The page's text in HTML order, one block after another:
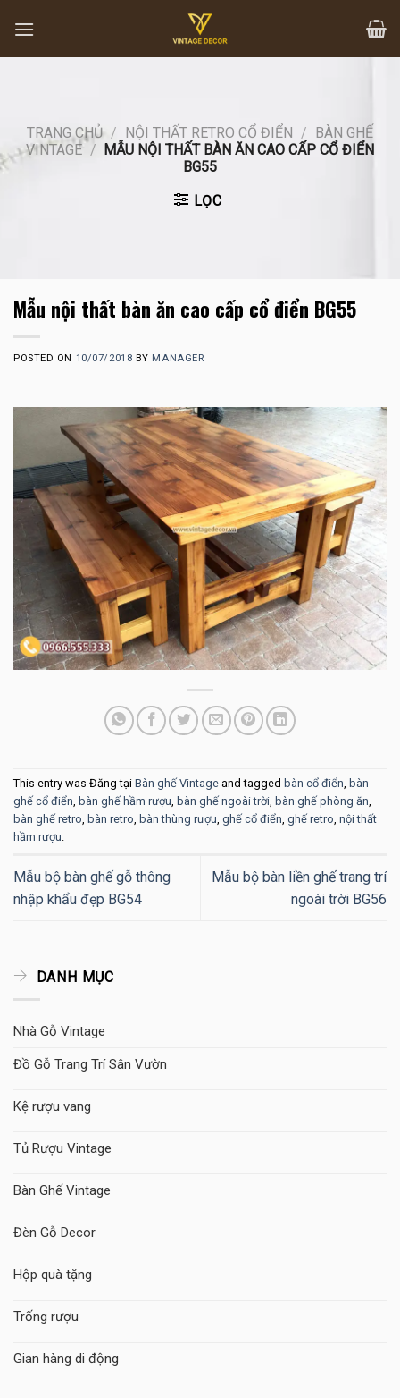
content
TRANG CHỦ / NỘI THẤT RETRO CỔ ĐIỂN / BÀN GHẾ
VINTAGE /
MẪU NỘI THẤT BÀN ĂN CAO CẤP CỔ ĐIỂN
BG55
LỌC
Mẫu nội thất bàn ăn cao cấp cổ điển BG55
POSTED ON 10/07/2018 BY MANAGER
This entry was Đăng tại Bàn ghế Vintage and tagged bàn cổ điển, bàn
ghế cổ điển, bàn ghế hầm rượu, bàn ghế ngoài trời, bàn ghế phòng ăn,
bàn ghế retro, bàn retro, bàn thùng rượu, ghế cổ điển, ghế retro, nội thất
hầm rượu.
Mẫu bộ bàn ghế gỗ thông
nhập khẩu đẹp BG54
Mẫu bộ bàn liền ghế trang trí
ngoài trời BG56
DANH MỤC
Nhà Gỗ Vintage
Đồ Gỗ Trang Trí Sân Vườn
Kệ rượu vang
Tủ Rượu Vintage
Bàn Ghế Vintage
Đèn Gỗ Decor
Hộp quà tặng
Trống rượu
Gian hàng di động